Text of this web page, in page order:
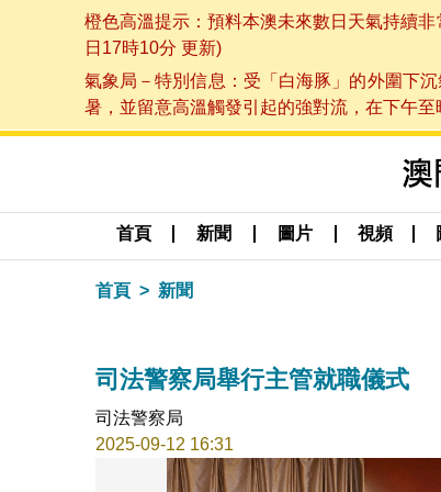
橙色高溫提示：預料本澳未來數日天氣持續
日17時10分 更新)
氣象局－特別信息：受「白海豚」的外圍下
暑，並留意高溫觸發引起的強對流，在下午
首頁 新聞 圖片 視頻
首頁 新聞
司法警察局舉行主管就職儀式
司法警察局
2025-09-12 16:31